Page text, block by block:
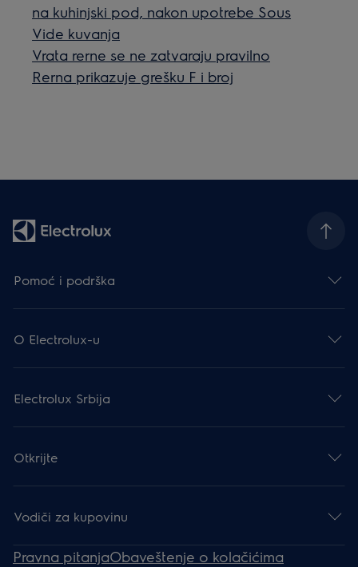
na kuhinjski pod, nakon upotrebe Sous
Vide kuvanja
Vrata rerne se ne zatvaraju pravilno
Rerna prikazuje grešku F i broj
Pomoć i podrška
O Electrolux-u
Electrolux Srbija
Otkrijte
Vodiči za kupovinu
Pravna pitanjaObaveštenje o kolačićima